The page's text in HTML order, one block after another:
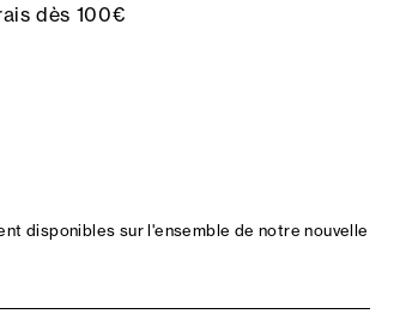
dès 100€
disponibles sur l'ensemble de notre nouvelle